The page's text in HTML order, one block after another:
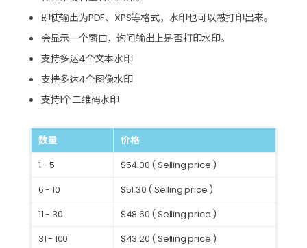
即使输出为PDF、XPS等格式，水印也可以被打印出来。
会显示一个窗口，询问输出上是否打印水印。
支持多达4个文本水印
支持多达4个图像水印
支持1个二维码水印
数量
价格
1 - 5
$54.00 ( Selling price )
6 - 10
$51.30 ( Selling price )
11 - 30
$48.60 ( Selling price )
31 - 100
$43.20 ( Selling price )